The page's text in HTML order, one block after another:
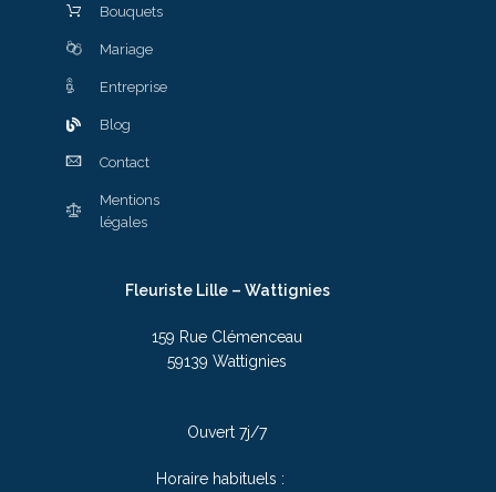
Bouquets
Mariage
Entreprise
Blog
Contact
Mentions
légales
Fleuriste Lille – Wattignies
159 Rue Clémenceau
59139 Wattignies
Ouvert 7j/7
Horaire habituels :